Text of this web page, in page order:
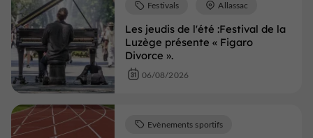
Les jeudis de l'été :Festival de la
Luzège présente « Figaro
Divorce ».
Festivals Allassac
06/08/2026
Evènements sportifs